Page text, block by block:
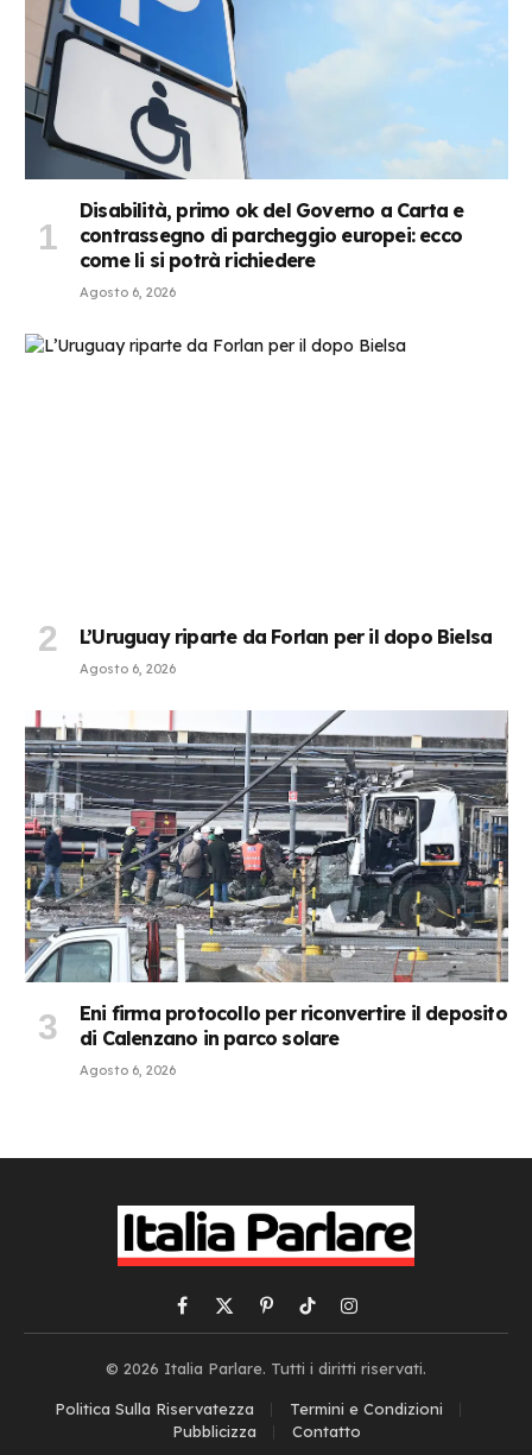
Disabilità, primo ok del Governo a Carta e
contrassegno di parcheggio europei: ecco
come li si potrà richiedere
Agosto 6, 2026
L’Uruguay riparte da Forlan per il dopo Bielsa
Agosto 6, 2026
Eni firma protocollo per riconvertire il deposito
di Calenzano in parco solare
Agosto 6, 2026
Facebook
X
(Twitter)
PinterestTikTokInstagram
© 2026 Italia Parlare. Tutti i diritti riservati.
Politica Sulla Riservatezza
Termini e Condizioni
Pubblicizza
Contatto